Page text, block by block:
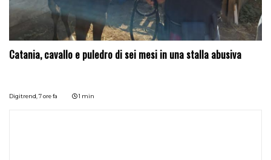
Catania, cavallo e puledro di sei mesi in una stalla abusiva
Digitrend, 7 ore fa 1 min